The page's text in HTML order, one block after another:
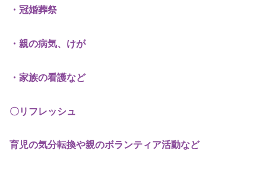
・冠婚葬祭
・親の病気、けが
・家族の看護など
〇リフレッシュ
育児の気分転換や親のボランティア活動など